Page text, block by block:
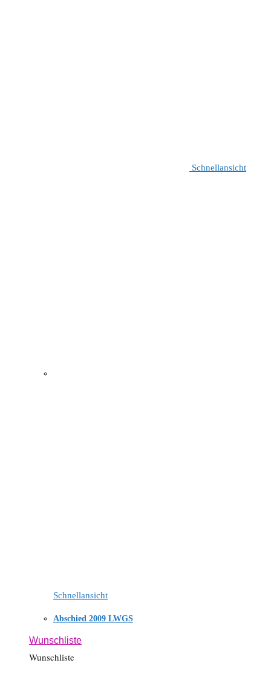
Schnellansicht
Schnellansicht
Abschied 2009 LWGS
Wunschliste
Wunschliste